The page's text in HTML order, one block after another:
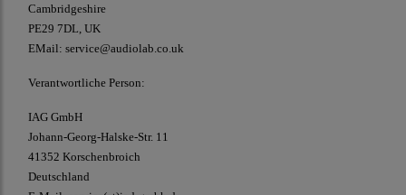
Cambridgeshire
PE29 7DL, UK
EMail: service@audiolab.co.uk
Verantwortliche Person:
IAG GmbH
Johann-Georg-Halske-Str. 11
41352 Korschenbroich
Deutschland